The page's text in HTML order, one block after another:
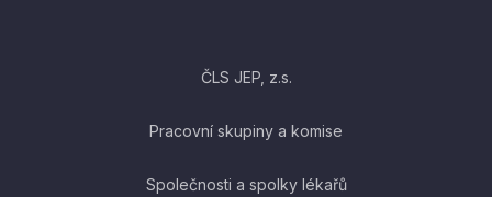
ČLS JEP, z.s.
Pracovní skupiny a komise
Společnosti a spolky lékařů